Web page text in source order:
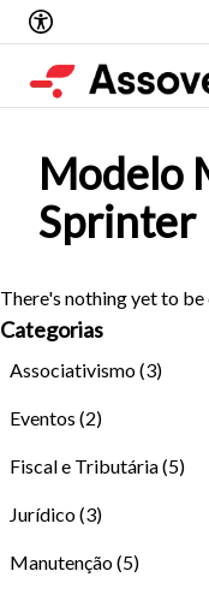
Modelo
Sprinter
There's nothing yet to be
Categorias
Associativismo(3)
Eventos (2)
Fiscal e Tributária(5)
Jurídico(3)
Manutenção(5)